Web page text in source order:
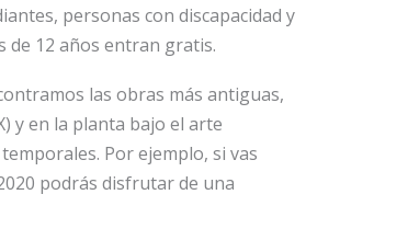
personas con discapacidad y
de 12 años entran gratis.
las obras más antiguas,
y en la planta bajo el arte
Por ejemplo, si vas
podrás disfrutar de una